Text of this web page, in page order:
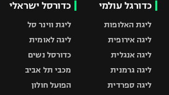
כדורגל עולמי
ליגת האלופות
ליגה אירופית
ליגה אנגלית
ליגה גרמנית
ליגה ספרדית
כדורסל ישראלי
ליגת ווינר סל
ליגה לאומית
כדורסל נשים
מכבי תל אביב
הפועל חולון